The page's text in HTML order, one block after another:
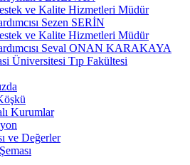
ve Kalite Hizmetleri Müdür
Sezen SERİN
ve Kalite Hizmetleri Müdür
Seval ONAN KARAKAYA
Üniversitesi Tıp Fakültesi
Kurumlar
ve Değerler